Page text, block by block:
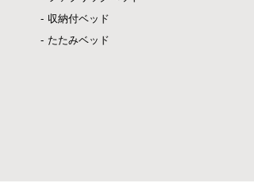
収納付ベッド
たたみベッド